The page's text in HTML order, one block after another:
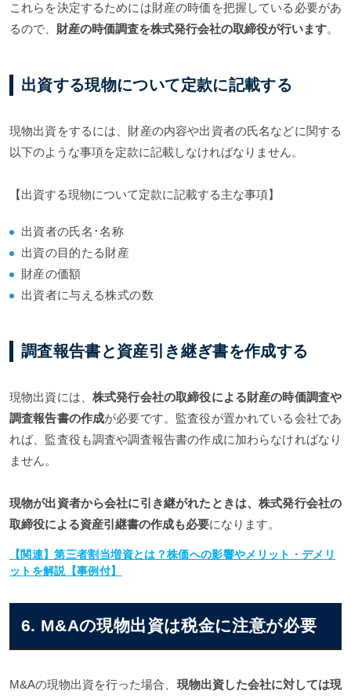
これらを決定するためには財産の時価を把握している必要があ
るので、 財産の時価調査を株式発行会社の取締役が行います。
出資する現物について定款に記載する
現物出資をするには、財産の内容や出資者の氏名などに関する
以下のような事項を定款に記載しなければなりません。
【出資する現物について定款に記載する主な事項】
出資者の氏名･名称
出資の目的たる財産
財産の価額
出資者に与える株式の数
調査報告書と資産引き継ぎ書を作成する
現物出資には、株式発行会社の取締役による財産の時価調査や
調査報告書の作成が必要です。監査役が置かれている会社であ
れば、監査役も調査や調査報告書の作成に加わらなければなり
ません。
現物が出資者から会社に引き継がれたときは、株式発行会社の
取締役による資産引継書の作成も必要になります。
【関連】第三者割当増資とは？株価への影響やメリット・デメリ
ットを解説【事例付】
6. M&Aの現物出資は税金に注意が必要
M&Aの現物出資を行った場合、 現物出資した会社に対しては現